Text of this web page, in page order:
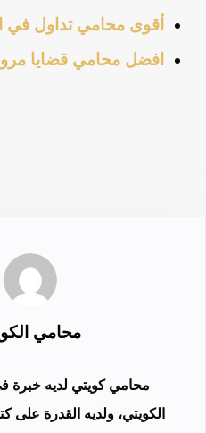
أقوى محامي تداول في
افضل محامي قضايا
محامي
محامي كويتي لديه خبرة
الكويتي، ولديه القدرة على